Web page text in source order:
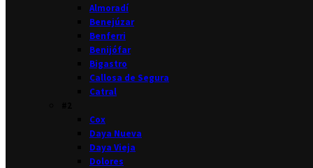
Almoradí
Benejúzar
Benferri
Benijófar
Bigastro
Callosa de Segura
Catral
Cox
Daya Nueva
Daya Vieja
Dolores